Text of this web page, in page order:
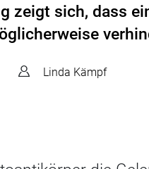
zeigt sich, dass
Linda Kämpf